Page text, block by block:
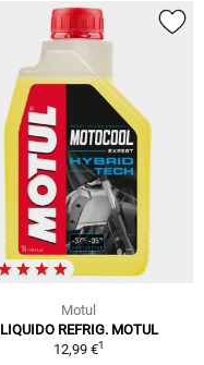
Motul
LIQUIDO REFRIG. MOTUL
12,99 €1